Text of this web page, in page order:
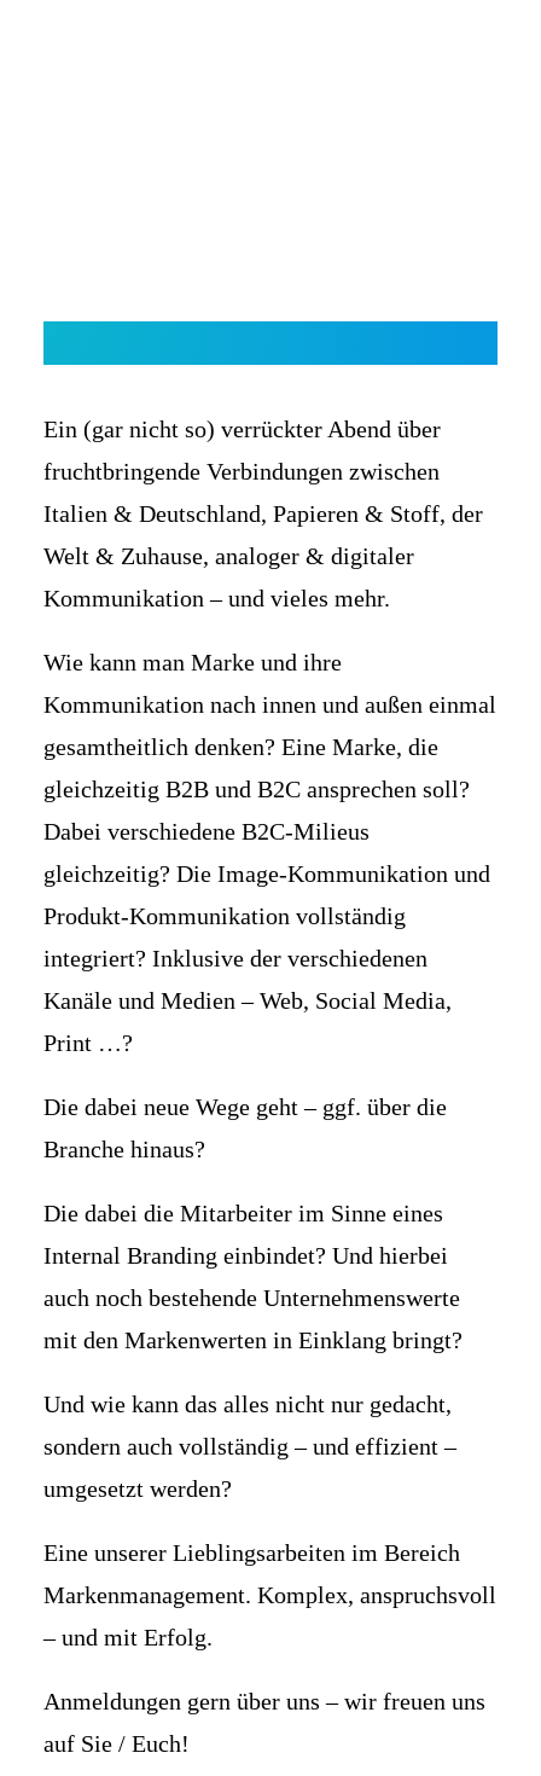
18:30 Einlass
19:00 Beginn
WO
FEDRIGONI Showroom Hamburg
Neuer Wall 35
ANMELDUNG
KG
+49 30 327 69 96 0
office (at) millerparthum.com
Ein (gar nicht so) verrückter Abend über
fruchtbringende Verbindungen zwischen
Italien & Deutschland, Papieren & Stoff, der
Welt & Zuhause, analoger & digitaler
Kommunikation – und vieles mehr.
Wie kann man Marke und ihre
Kommunikation nach innen und außen einmal
gesamtheitlich denken? Eine Marke, die
gleichzeitig B2B und B2C ansprechen soll?
Dabei verschiedene B2C-Milieus
gleichzeitig? Die Image-Kommunikation und
Produkt-Kommunikation vollständig
integriert? Inklusive der verschiedenen
Kanäle und Medien – Web, Social Media,
Print …?
Die dabei neue Wege geht – ggf. über die
Branche hinaus?
Die dabei die Mitarbeiter im Sinne eines
Internal Branding einbindet? Und hierbei
auch noch bestehende Unternehmenswerte
mit den Markenwerten in Einklang bringt?
Und wie kann das alles nicht nur gedacht,
sondern auch vollständig – und effizient –
umgesetzt werden?
Eine unserer Lieblingsarbeiten im Bereich
Markenmanagement. Komplex, anspruchsvoll
– und mit Erfolg.
Anmeldungen gern über uns – wir freuen uns
auf Sie / Euch!